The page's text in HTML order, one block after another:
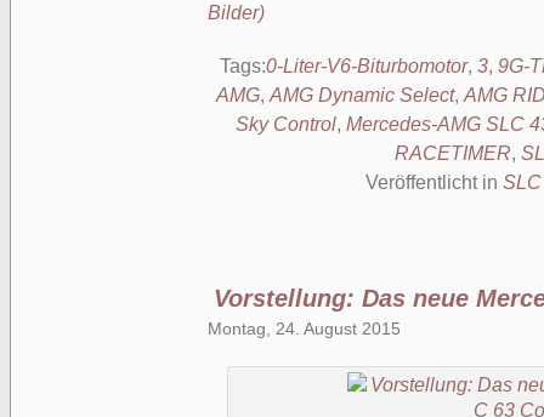
Bilder)
Tags:0-Liter-V6-Biturbomotor, 3, 9G-
AMG, AMG Dynamic Select, AMG
Sky Control, Mercedes-AMG SLC
RACETIMER,
Veröffentlicht in SLC
Vorstellung: Das neue
Montag, 24. August 2015